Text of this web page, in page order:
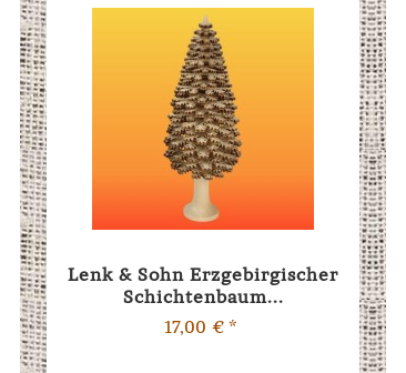
Lenk & Sohn Erzgebirgischer
Schichtenbaum...
17,00 € *